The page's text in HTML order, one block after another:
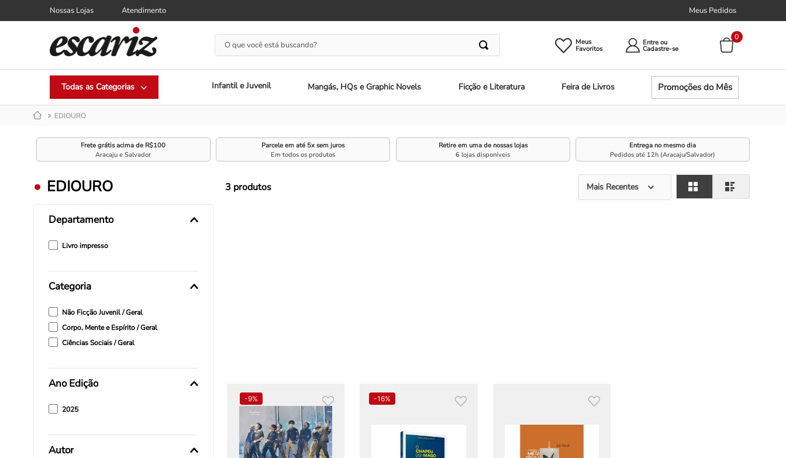
Nossas Lojas Atendimento Meus Pedidos
O que você está buscando? Meus Entre ou
0
Infantil e Juvenil Mangás, HQs e Graphic Novels Ficção e Literatura Feira de Livros Promoções do Mês
EDIOURO
Frete grátis acima de R$100
Aracaju e Salvador
Parcele em até 5x sem juros
Em todos os produtos
Retire em uma de nossas lojas
6 lojas disponíveis
Entrega no mesmo dia
Pedidos até 12h (Aracaju/Salvador)
EDIOURO
Departamento
Livro impresso
Categoria
Não Ficção Juvenil / Geral
Corpo, Mente e Espírito / Geral
Ciências Sociais / Geral
Ano Edição
2025
Autor
3 produtos Mais Recentes
-9% -16%